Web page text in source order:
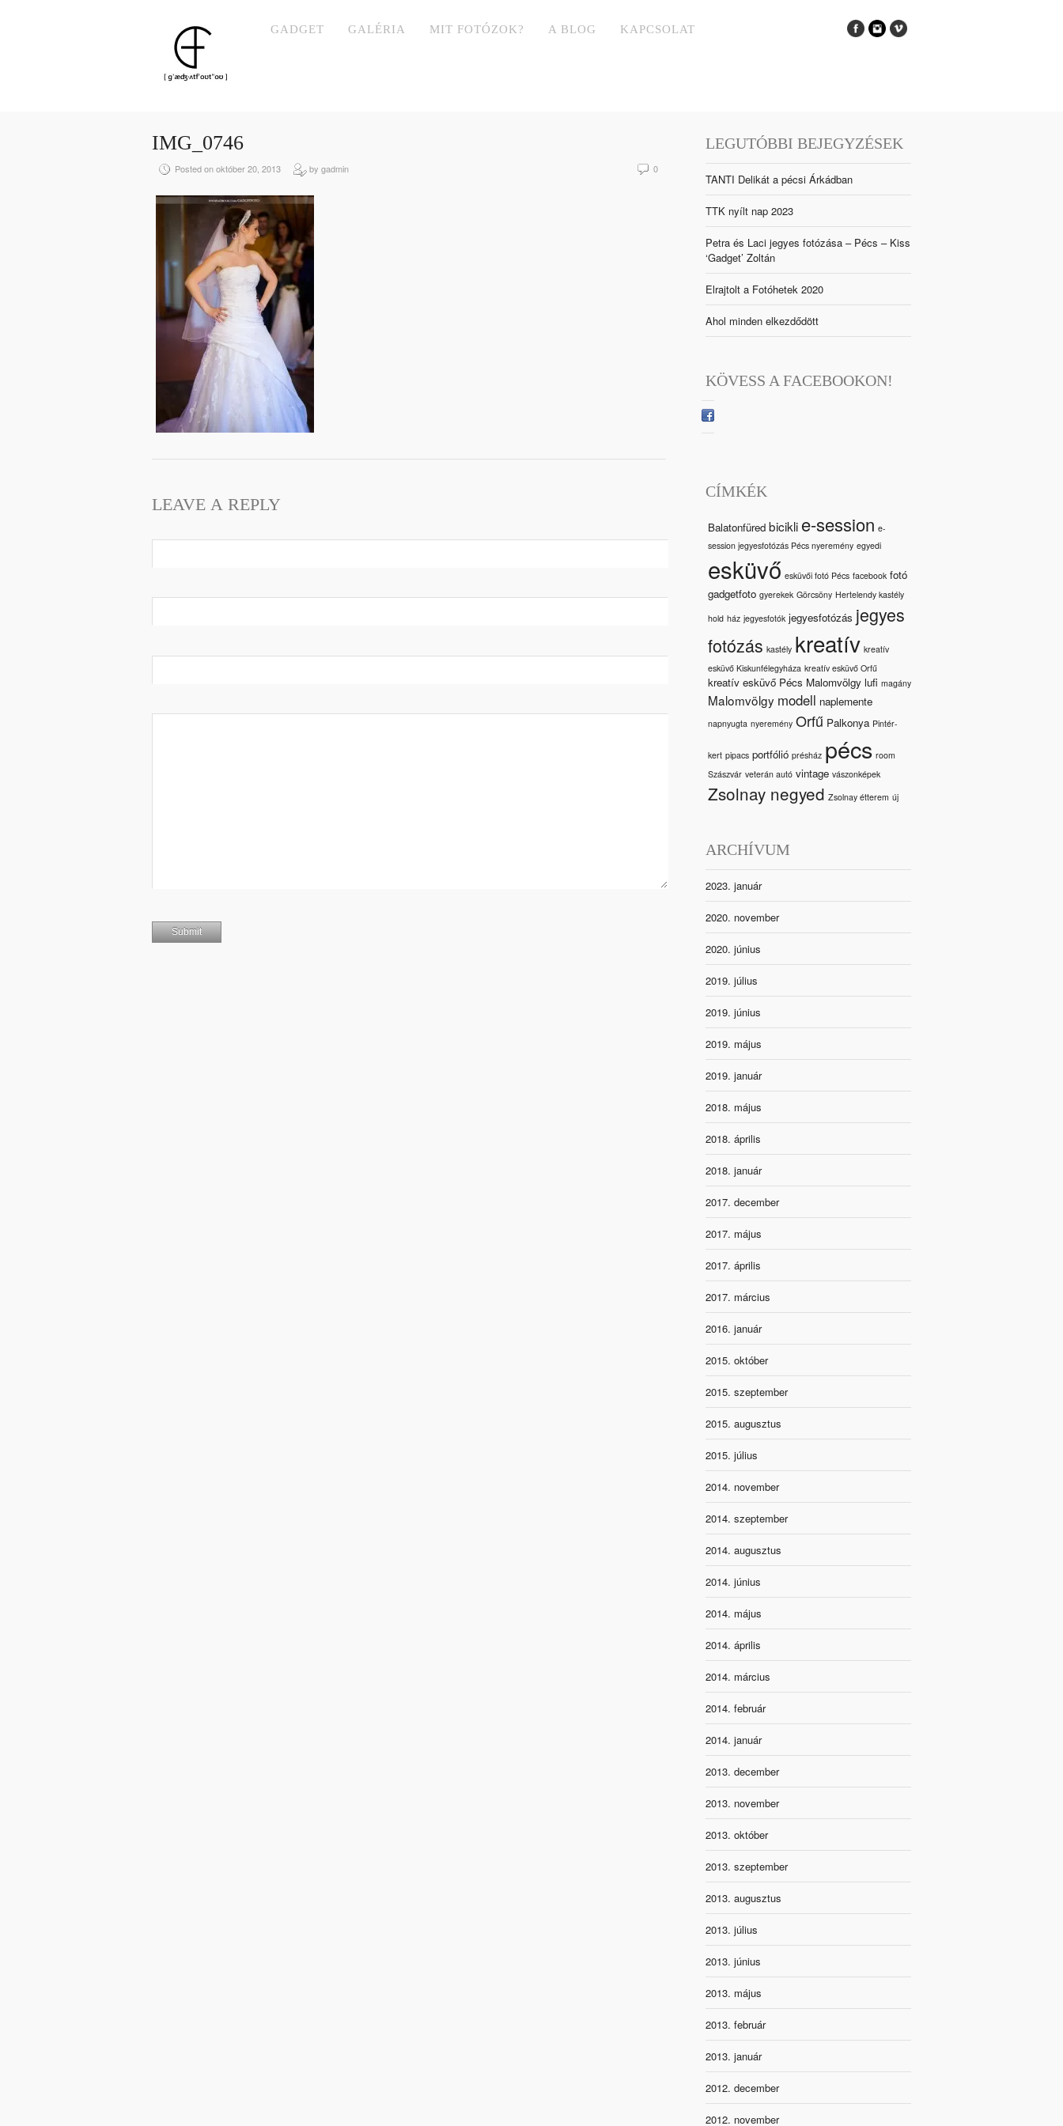
GADGET GALÉRIA MIT FOTÓZOK? A BLOG KAPCSOLAT
IMG_0746
Posted on október 20, 2013 by gadmin 0
LEAVE A REPLY
LEGUTÓBBI BEJEGYZÉSEK
TANTI Delikát a pécsi Árkádban
TTK nyílt nap 2023
Petra és Laci jegyes fotózása – Pécs – Kiss
‘Gadget’ Zoltán
Elrajtolt a Fotóhetek 2020
Ahol minden elkezdődött
KÖVESS A FACEBOOKON!
CÍMKÉK
Balatonfüred bicikli e-session e-
session jegyesfotózás Pécs nyeremény egyedi
esküvő esküvői fotó Pécs facebook fotó
gadgetfoto gyerekek Görcsöny Hertelendy kastély
hold ház jegyesfotók jegyesfotózás jegyes
fotózás kastély kreatív kreatív
esküvő Kiskunfélegyháza kreatív esküvő Orfű
kreatív esküvő Pécs Malomvölgy lufi magány
Malomvölgy modell naplemente
napnyugta nyeremény Orfű Palkonya Pintér-
kert pipacs portfólió présház pécs room
Szászvár veterán autó vintage vászonképek
Zsolnay negyed Zsolnay étterem új
ARCHÍVUM
2023. január
2020. november
2020. június
2019. július
2019. június
2019. május
2019. január
2018. május
2018. április
2018. január
2017. december
2017. május
2017. április
2017. március
2016. január
2015. október
2015. szeptember
2015. augusztus
2015. július
2014. november
2014. szeptember
2014. augusztus
2014. június
2014. május
2014. április
2014. március
2014. február
2014. január
2013. december
2013. november
2013. október
2013. szeptember
2013. augusztus
2013. július
2013. június
2013. május
2013. február
2013. január
2012. december
2012. november